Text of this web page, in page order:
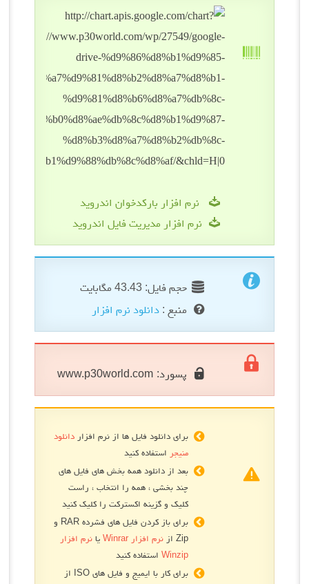
نرم افزار بارکدخوان اندروید
نرم افزار مدیریت فایل اندروید
حجم فایل: 43.43 مگابایت
منبع : دانلود نرم افزار
پسورد: www.p30world.com
برای دانلود فایل ها از نرم افزار دانلود
منیجر استفاده کنید
بعد از دانلود همه بخش های فایل های
چند بخشی ، همه را انتخاب ، راست
کلیک و گزینه اکسترکت را کلیک کنید
برای باز کردن فایل های فشرده RAR و
Zip از
نرم افزار Winrar یا نرم افزار
Winzipاستفاده کنید
برای کار با ایمیج و فایل های ISO از